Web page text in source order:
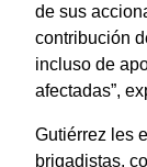
de sus
contribución
incluso de
afectadas”,
Gutiérrez les
brigadistas,